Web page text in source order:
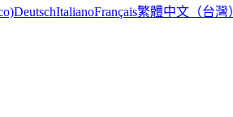
DeutschItalianoFrançais繁體中文（台灣）